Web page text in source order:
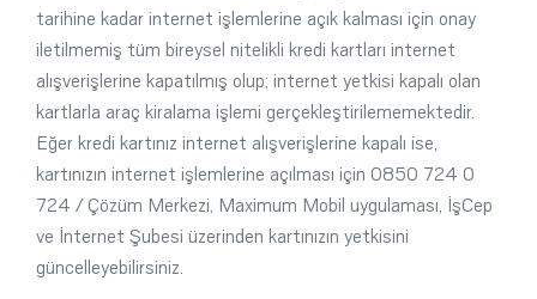
tarihine kadar internet işlemlerine açık kalması için onay
iletilmemiş tüm bireysel nitelikli kredi kartları internet
alışverişlerine kapatılmış olup; internet yetkisi kapalı olan
kartlarla araç kiralama işlemi gerçekleştirilememektedir.
Eğer kredi kartınız internet alışverişlerine kapalı ise,
kartınızın internet işlemlerine açılması için 0850 724 0
724 / Çözüm Merkezi, Maximum Mobil uygulaması, İşCep
ve İnternet Şubesi üzerinden kartınızın yetkisini
güncelleyebilirsiniz.